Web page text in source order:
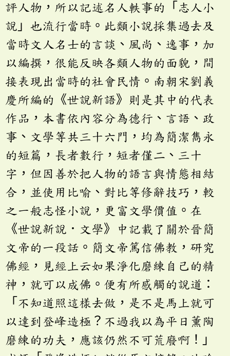
評人物，所以記述名人軼事的「志人小
說」也流行當時。此類小說採集過去及
當時文人名士的言談、風尚、逸事，加
以編撰，很能反映各類人物的面貌，間
接表現出當時的社會民情。南朝宋劉義
慶所編的《世說新語》則是其中的代表
作品，本書依內容分為德行、言語、政
事、文學等共三十六門，均為簡潔雋永
的短篇，長者數行，短者僅二、三十
字，但因善於把人物的語言與情態相結
合，並使用比喻、對比等修辭技巧，較
之一般志怪小說，更富文學價值。在
《世說新說．文學》中記載了關於晉簡
文帝的一段話。簡文帝篤信佛教，研究
佛經，見經上云如果淨化磨練自己的精
神，就可以成佛。便有所感觸的說道：
「不知道照這樣去做，是不是馬上就可
以達到登峰造極？不過我以為平日薰陶
磨練的功夫，應該仍然不可荒廢啊！」